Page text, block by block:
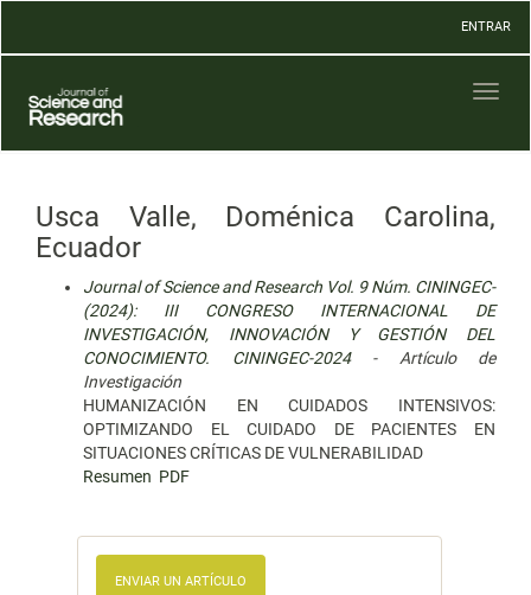
Contenido
Barra
lateral
ENTRAR
Usca Valle, Doménica Carolina,
Ecuador
Journal of Science and Research Vol. 9 Núm. CININGEC-
(2024): III CONGRESO INTERNACIONAL DE
INVESTIGACIÓN, INNOVACIÓN Y GESTIÓN DEL
CONOCIMIENTO. CININGEC-2024- Artículo de
Investigación
HUMANIZACIÓN EN CUIDADOS INTENSIVOS:
OPTIMIZANDO EL CUIDADO DE PACIENTES EN
SITUACIONES CRÍTICAS DE VULNERABILIDAD
Resumen PDF
ENVIAR UN ARTÍCULO